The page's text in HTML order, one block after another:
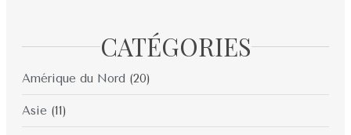
CATÉGORIES
Amérique du Nord (20)
Asie (11)